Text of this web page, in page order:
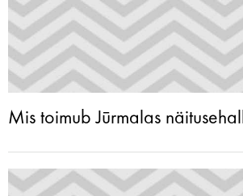
Mis toimub Jūrmalas